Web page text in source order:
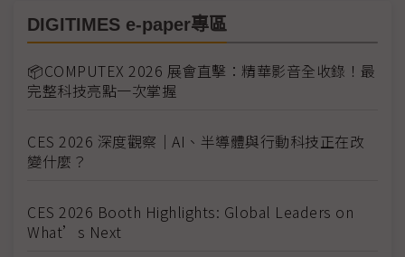
DIGITIMES e-paper專區
📦COMPUTEX 2026 展會直擊：精華影音全收錄！最
完整科技亮點一次掌握
CES 2026 深度觀察｜AI、半導體與行動科技正在改
變什麼？
CES 2026 Booth Highlights: Global Leaders on
What’s Next